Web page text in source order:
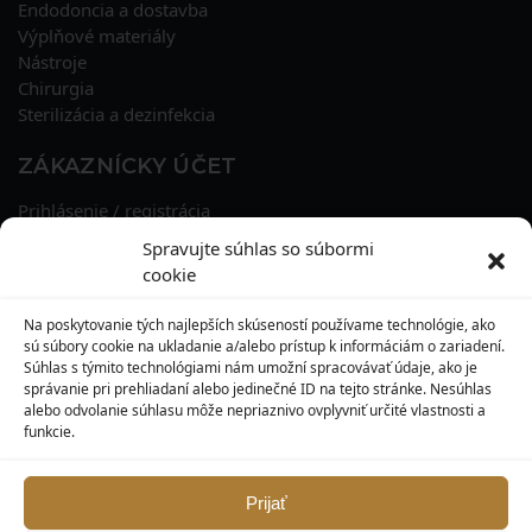
Spravujte súhlas so súbormi
cookie
Na poskytovanie tých najlepších skúseností používame technológie, ako
sú súbory cookie na ukladanie a/alebo prístup k informáciám o zariadení.
Súhlas s týmito technológiami nám umožní spracovávať údaje, ako je
správanie pri prehliadaní alebo jedinečné ID na tejto stránke. Nesúhlas
alebo odvolanie súhlasu môže nepriaznivo ovplyvniť určité vlastnosti a
funkcie.
Prijať
Endodoncia a dostavba
Výplňové materiály
Nástroje
Chirurgia
Sterilizácia a dezinfekcia
ZÁKAZNÍCKY ÚČET
Prihlásenie / registrácia
História objednávok
Zľavové kupóny
KONTAKT
MAXILO DENTAL, s. r. o.
917 05 Trnava